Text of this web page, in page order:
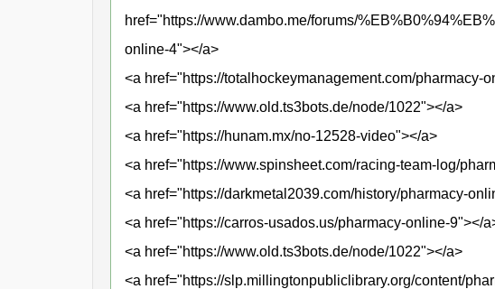
href="https://www.dambo.me/forums/
online-4"></a>
<a href="https://totalhockeymanagement.com/pharmacy-
<a href="https://www.old.ts3bots.de/node/1022"></a>
<a href="https://hunam.mx/no-12528-video"></a>
<a href="https://www.spinsheet.com/racing-team-log/
<a href="https://darkmetal2039.com/history/pharmacy-
<a href="https://carros-usados.us/pharmacy-online-9"></
<a href="https://www.old.ts3bots.de/node/1022"></a>
<a href="https://slp.millingtonpubliclibrary.org/content/